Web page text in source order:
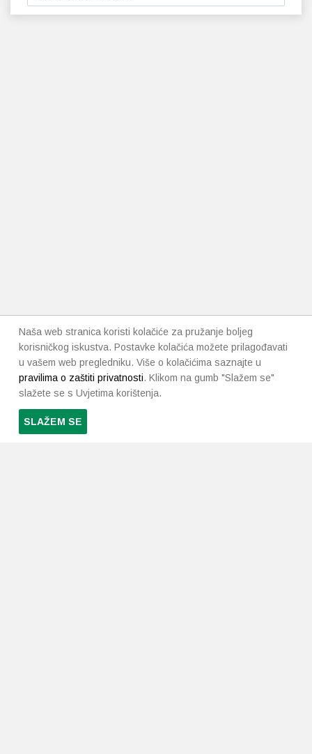
Naša web stranica koristi kolačiće za pružanje boljeg
korisničkog iskustva. Postavke kolačića možete prilagođavati
u vašem web pregledniku. Više o kolačićima saznajte u
pravilima o zaštiti privatnosti. Klikom na gumb "Slažem se"
slažete se s Uvjetima korištenja.
SLAŽEM SE